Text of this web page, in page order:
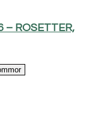
– ROSETTER,